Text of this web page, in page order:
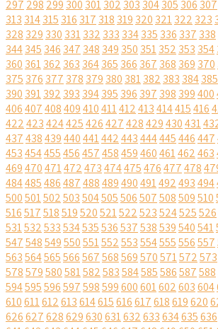
297 298 299 300 301302 303 304305 306 307
313 314315 316 317 318 319 320 321322 323
328 329 330 331332 333 334335 336 337 338
344345 346 347 348 349 350 351352 353 354
360 361362 363 364365 366 367 368 369 370
375 376 377 378 379 380 381382 383 384385
390 391392 393 394395 396 397 398 399400
406407408409410411412413414415416
422423424425426427428429430431
437438439440441442443444445446447
453454455456457458459460461462463
469470471472473474475476477478
484485486487488489490491492493494
500501502503504505506507508509510
516517518519520521522523524525526
531532533534535536537538539540541
547548549550551552553554555556557
563564565566567568569570571572573
578579580581582583584585586587588
594595596597598599600601602603604
610611612613614615616617618619620
626627628629630631632633634635636